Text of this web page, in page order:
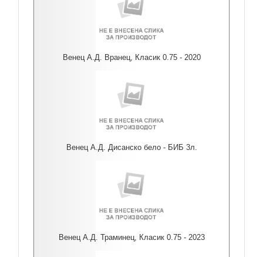
Венец А.Д. Вранец, Класик 0.75 - 2020
Венец А.Д. Дисанско бело - БИБ 3л.
Венец А.Д. Траминец, Класик 0.75 - 2023